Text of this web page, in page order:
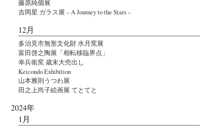
藤原純個展
吉岡星 ガラス展 – A Journey to the Stars –
12月
多治見市無形文化財 水月窯展
富田啓之陶展「相転移臨界点」
幸兵衛窯 歳末大売出し
Keicondo Exhibition
山本雅則うつわ展
田之上尚子絵画展 てとてと
2024年
1月